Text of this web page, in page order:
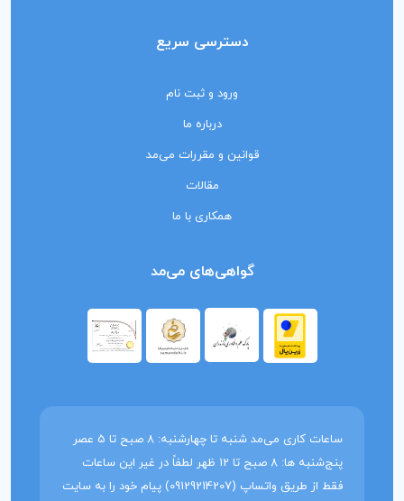
دسترسی سریع
ورود و ثبت نام
درباره ما
قوانین و مقررات می‌مد
مقالات
همکاری با ما
گواهی‌های می‌مد
ساعات کاری می‌مد شنبه تا چهارشنبه: 8 صبح تا 5 عصر
پنج‌شنبه ها: 8 صبح تا 12 ظهر لطفاً در غیر این ساعات
فقط از طریق واتساپ (09129214207) پیام خود را به سایت